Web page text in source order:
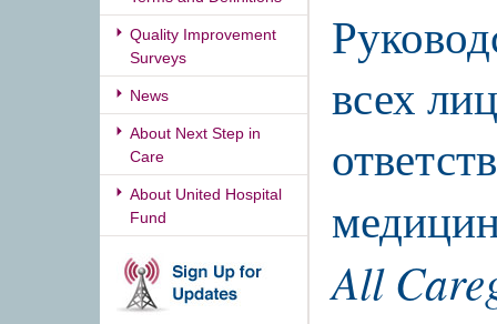
Quality Improvement
Surveys
News
About Next Step in
Care
About United Hospital
Fund
всех
All